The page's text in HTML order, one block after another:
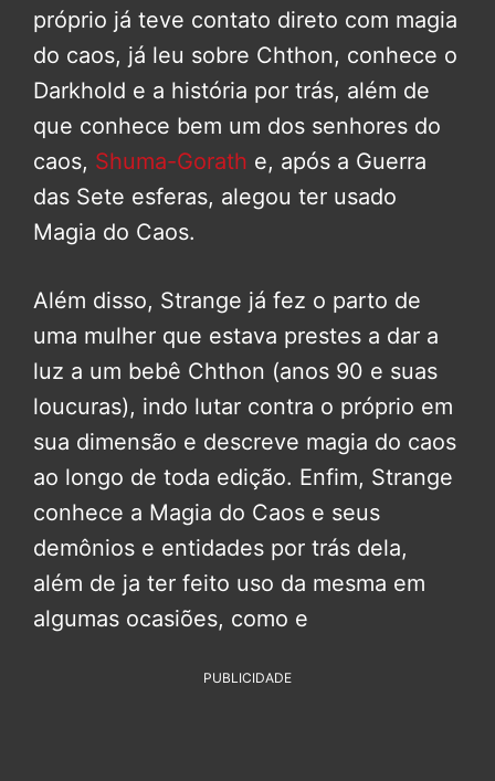
próprio já teve contato direto com magia
do caos, já leu sobre Chthon, conhece o
Darkhold e a história por trás, além de
que conhece bem um dos senhores do
caos, Shuma-Gorath e, após a Guerra
das Sete esferas, alegou ter usado
Magia do Caos.
Além disso, Strange já fez o parto de
uma mulher que estava prestes a dar a
luz a um bebê Chthon (anos 90 e suas
loucuras), indo lutar contra o próprio em
sua dimensão e descreve magia do caos
ao longo de toda edição. Enfim, Strange
conhece a Magia do Caos e seus
demônios e entidades por trás dela,
além de ja ter feito uso da mesma em
algumas ocasiões, como e
PUBLICIDADE